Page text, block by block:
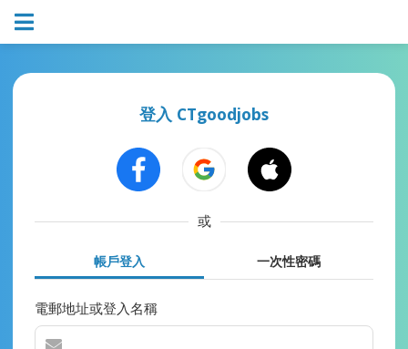
登入 CTgoodjobs
或
帳戶登入 一次性密碼
電郵地址或登入名稱